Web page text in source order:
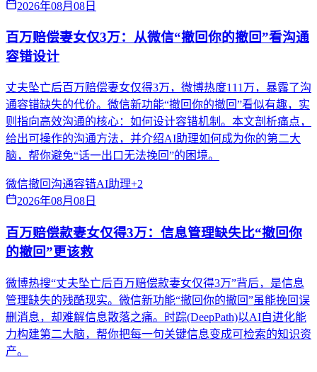
2026年08月08日
百万赔偿妻女仅3万：从微信“撤回你的撤回”看沟通
容错设计
丈夫坠亡后百万赔偿妻女仅得3万，微博热度111万，暴露了沟
通容错缺失的代价。微信新功能“撤回你的撤回”看似有趣，实
则指向高效沟通的核心：如何设计容错机制。本文剖析痛点，
给出可操作的沟通方法，并介绍AI助理如何成为你的第二大
脑，帮你避免“话一出口无法挽回”的困境。
微信撤回沟通容错AI助理+2
2026年08月08日
百万赔偿款妻女仅得3万：信息管理缺失比“撤回你
的撤回”更该救
微博热搜“丈夫坠亡后百万赔偿款妻女仅得3万”背后，是信息
管理缺失的残酷现实。微信新功能“撤回你的撤回”虽能挽回误
删消息，却难解信息散落之痛。时踪(DeepPath)以AI自进化能
力构建第二大脑，帮你把每一句关键信息变成可检索的知识资
产。